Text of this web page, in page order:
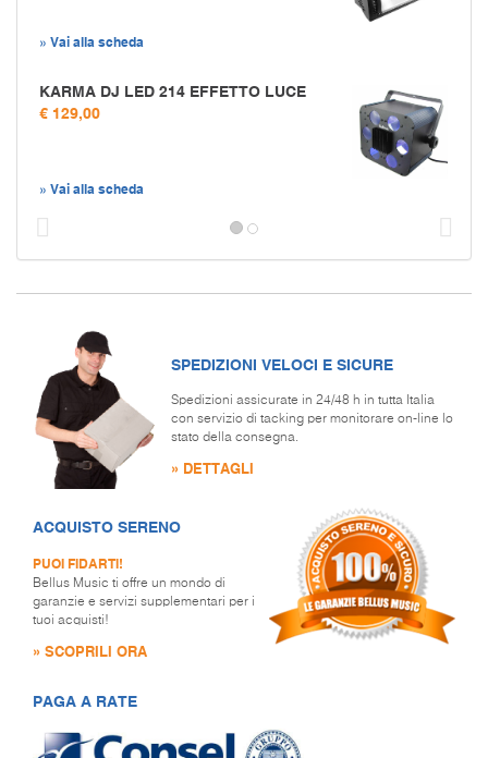
» Vai alla scheda
KARMA DJ LED 214 EFFETTO LUCE
€ 129,00
» Vai alla scheda
SPEDIZIONI VELOCI E SICURE
Spedizioni assicurate in 24/48 h in tutta Italia
con servizio di tacking per monitorare on-line lo
stato della consegna.
» DETTAGLI
ACQUISTO SERENO
PUOI FIDARTI!
Bellus Music ti offre un mondo di
garanzie e servizi supplementari per i
tuoi acquisti!
» SCOPRILI ORA
PAGA A RATE